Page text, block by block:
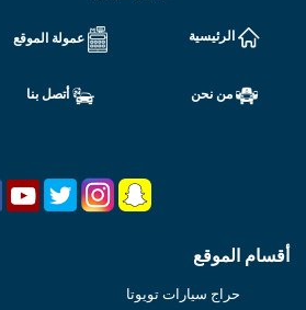
عمولة الموقع
من نحن
أقسام الموقع
حراج سيارات تويوتا